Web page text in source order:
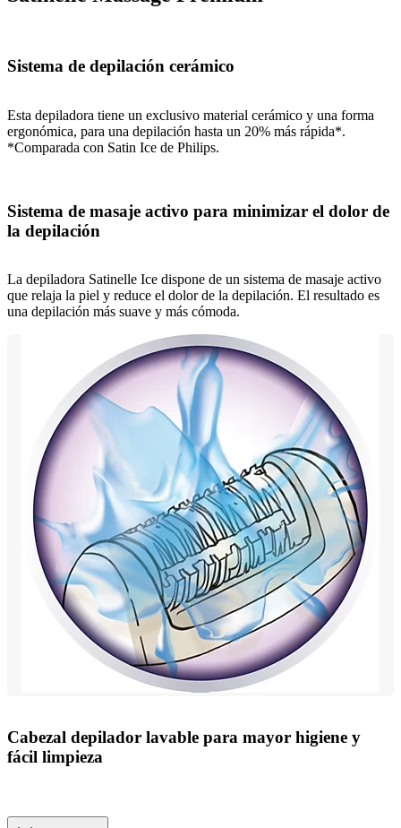
Sistema de depilación cerámico
Esta depiladora tiene un exclusivo material cerámico y una forma
ergonómica, para una depilación hasta un 20% más rápida*.
*Comparada con Satin Ice de Philips.
Sistema de masaje activo para minimizar el dolor de
la depilación
La depiladora Satinelle Ice dispone de un sistema de masaje activo
que relaja la piel y reduce el dolor de la depilación. El resultado es
una depilación más suave y más cómoda.
Cabezal depilador lavable para mayor higiene y
fácil limpieza